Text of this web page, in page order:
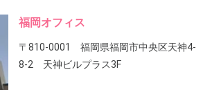
福岡オフィス
〒810-0001 福岡県福岡市中央区天神4-
8-2 天神ビルプラス3F